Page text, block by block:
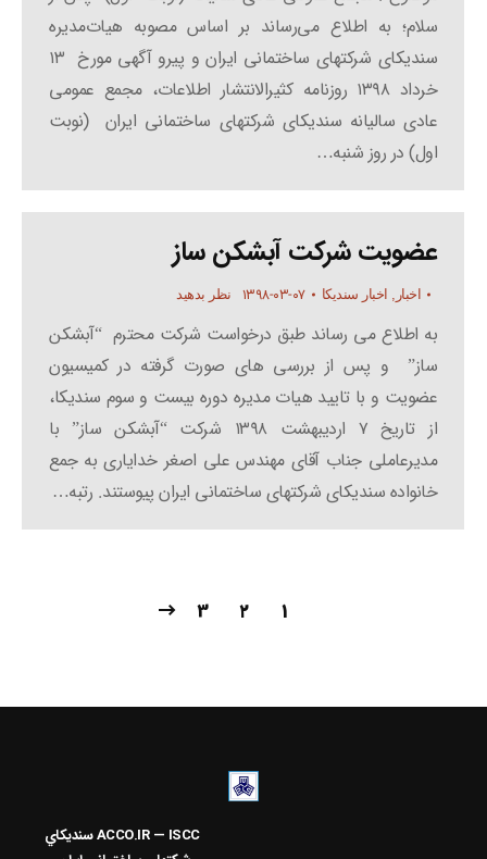
سلام؛ به اطلاع می‌رساند بر اساس مصوبه هیات‌مدیره
سندیکای شرکتهای ساختمانی ایران و پیرو آگهی مورخ ۱۳
خرداد ۱۳۹۸ روزنامه کثیرالانتشار اطلاعات، مجمع عمومی
عادی سالیانه سندیکای شرکتهای ساختمانی ایران (نوبت
اول) در روز شنبه…
عضویت شرکت آبشکن ساز
اخبار , اخبار سندیکا ۱۳۹۸-۰۳-۰۷ نظر بدهید
به اطلاع می رساند طبق درخواست شرکت محترم “آبشکن
ساز” و پس از بررسی های صورت گرفته در کمیسیون
عضویت و با تایید هیات مدیره دوره بیست و سوم سندیکا،
از تاریخ ۷ اردیبهشت ۱۳۹۸ شرکت “آبشکن ساز” با
مدیرعاملی جناب آقای مهندس علی اصغر خدایاری به جمع
خانواده سندیکای شرکتهای ساختمانی ایران پیوستند. رتبه…
1 ۲ 3
ACCO.IR — ISCC
سنديکاي